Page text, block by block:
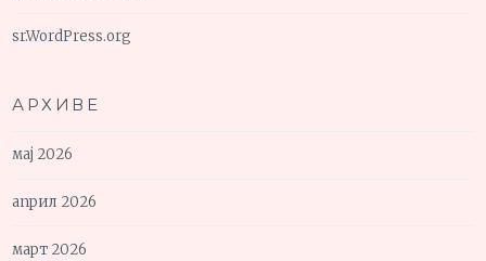
sr.WordPress.org
АРХИВЕ
мај 2026
април 2026
март 2026